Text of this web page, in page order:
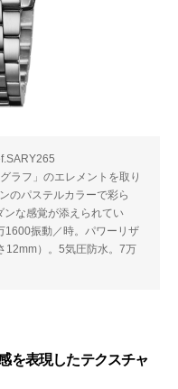
ラフ」のエレメントを取り
のパステルカラーで彩ら
な感覚が添えられてい
1600振動／時。パワーリザ
12mm）。5気圧防水。7万
を表現したテクスチャ